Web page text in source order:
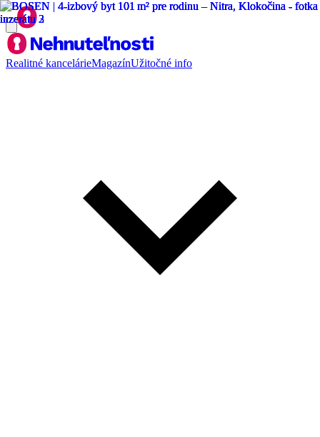
Realitné kancelárieMagazínUžitočné info